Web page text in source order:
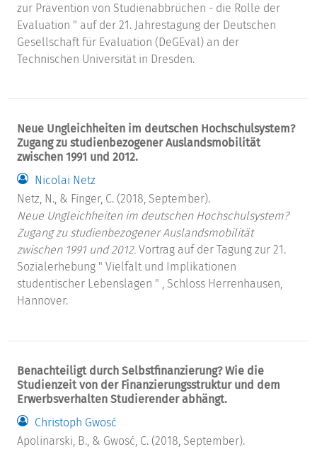
zur Prävention von Studienabbrüchen - die Rolle der
Evaluation " auf der 21. Jahrestagung der Deutschen
Gesellschaft für Evaluation (DeGEval) an der
Technischen Universität in Dresden.
Neue Ungleichheiten im deutschen Hochschulsystem?
Zugang zu studienbezogener Auslandsmobilität
zwischen 1991 und 2012.
Nicolai Netz
Netz, N., & Finger, C. (2018, September).
Neue Ungleichheiten im deutschen Hochschulsystem?
Zugang zu studienbezogener Auslandsmobilität
zwischen 1991 und 2012. Vortrag auf der Tagung zur 21.
Sozialerhebung " Vielfalt und Implikationen
studentischer Lebenslagen " , Schloss Herrenhausen,
Hannover.
Benachteiligt durch Selbstfinanzierung? Wie die
Studienzeit von der Finanzierungsstruktur und dem
Erwerbsverhalten Studierender abhängt.
Christoph Gwosć
Apolinarski, B., & Gwosć, C. (2018, September).